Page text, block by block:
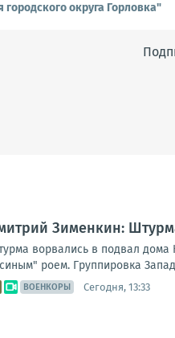
округа Горловка"
Зименкин:
ворвались в подвал дома
роем. Группировка
ВОЕНКОРЫ Сегодня, 13:33